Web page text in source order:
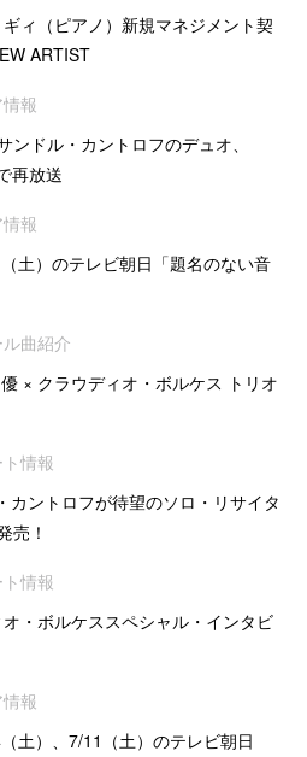
ィ（ピアノ）新規マネジメント契
ARTIST
報
ドル・カントロフのデュオ、
再放送
報
土）のテレビ朝日「題名のない音
曲紹介
× クラウディオ・ボルケス トリオ
情報
カントロフが待望のソロ・リサイタ
売！
情報
・ボルケススペシャル・インタビ
報
土）、7/11（土）のテレビ朝日